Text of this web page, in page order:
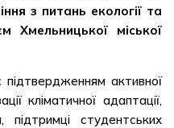
з питань екології та
Хмельницької міської
активної
кліматичної адаптації,
підтримці студентських